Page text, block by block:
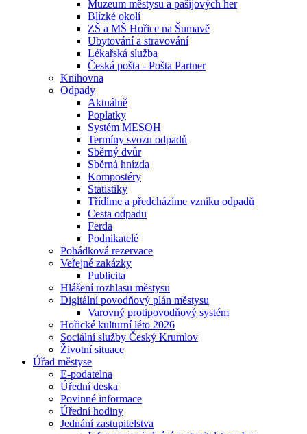
Muzeum městysu a pašijových her
Blízké okolí
ZŠ a MŠ Hořice na Šumavě
Ubytování a stravování
Lékařská služba
Česká pošta - Pošta Partner
Knihovna
Odpady
Aktuálně
Poplatky
Systém MESOH
Termíny svozu odpadů
Sběrný dvůr
Sběrná hnízda
Kompostéry
Statistiky
Třídíme a předcházíme vzniku odpadů
Cesta odpadu
Ferda
Podnikatelé
Pohádková rezervace
Veřejné zakázky
Publicita
Hlášení rozhlasu městysu
Digitální povodňový plán městysu
Varovný protipovodňový systém
Hořické kulturní léto 2026
Sociální služby Český Krumlov
Životní situace
Úřad městyse
E-podatelna
Úřední deska
Povinné informace
Úřední hodiny
Jednání zastupitelstva